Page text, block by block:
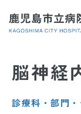
脳神経
診療科・部門